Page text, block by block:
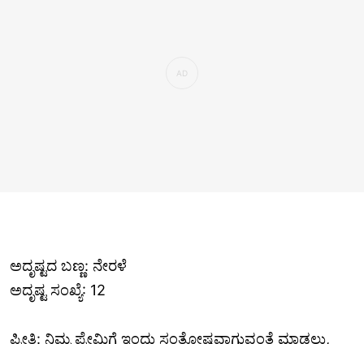
ಅದೃಷ್ಟದ ಬಣ್ಣ: ನೇರಳೆ
ಅದೃಷ್ಟ ಸಂಖ್ಯೆ: 12
ಪ್ರೀತಿ: ನಿಮ್ಮ ಪ್ರೇಮಿಗೆ ಇಂದು ಸಂತೋಷವಾಗುವಂತೆ ಮಾಡಲು,